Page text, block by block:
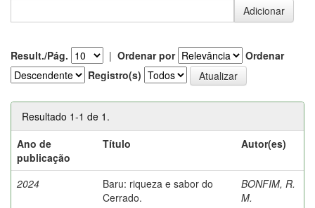
Result./Pág. | Ordenar por
Ordenar
Registro(s)
Resultado 1-1 de 1.
Ano de
publicação
Título Autor(es)
2024
Baru: riqueza e sabor do
Cerrado.
BONFIM, R.
M.